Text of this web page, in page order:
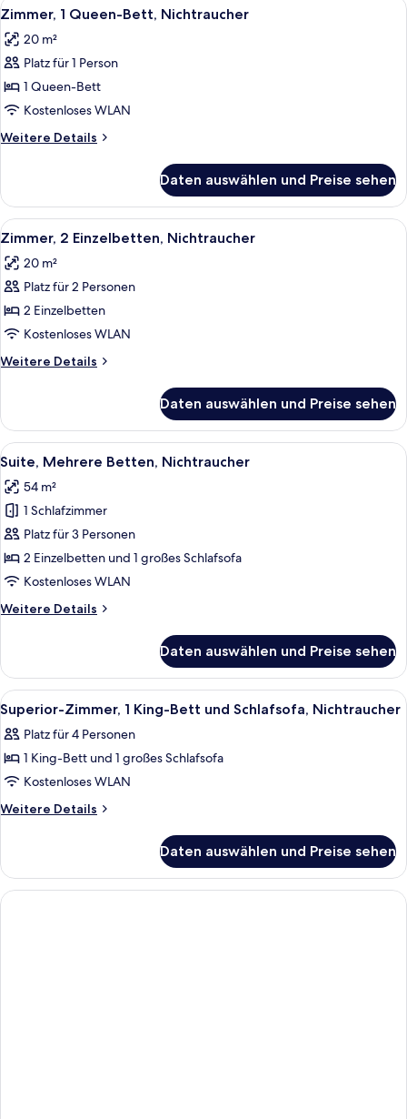
Queen-
Nichtraucher
Fotos
für
Zimmer,
1
Queen-
Bett,
Nichtraucher
1
Zimmer, 1 Queen-Bett, Nichtraucher
20 m²
Platz für 1 Person
1 Queen-Bett
Kostenloses WLAN
Weitere Details
Weitere
1
Queen-
Bett,
Daten auswählen und Preise sehen
Alle
Fotos
für
Zimmer,
2 Einzelbetten,
Nichtraucher
anzeigen
Ein Hotelzimmer mit zwei Betten,
2
Zimmer, 2 Einzelbetten, Nichtraucher
20 m²
Platz für 2 Personen
2 Einzelbetten
Kostenloses WLAN
Weitere Details
Weitere
2 Einzelbetten,
Nichtraucher
Daten auswählen und Preise sehen
Alle
Fotos
für
Suite,
Mehrere
Betten,
Nichtraucher
Ein Hotelzimmer mit zwei Betten,
2
Suite, Mehrere Betten, Nichtraucher
54 m²
1 Schlafzimmer
Platz für 3 Personen
2 Einzelbetten und 1 großes Schlafsofa
Kostenloses WLAN
Weitere Details
Weitere
Mehrere
Betten,
Nichtraucher
Daten auswählen und Preise sehen
Alle
Fotos
für
Superior-
Zimmer,
1 King-
Schlafsofa,
Nichtraucher
anzeigen
Ein modernes Badezimmer mit
1
Superior-Zimmer, 1 King-Bett und Schlafsofa, Nichtraucher
Platz für 4 Personen
1 King-Bett und 1 großes Schlafsofa
Kostenloses WLAN
Weitere Details
Weitere
Zimmer,
1 King-
Bett
Daten auswählen und Preise sehen